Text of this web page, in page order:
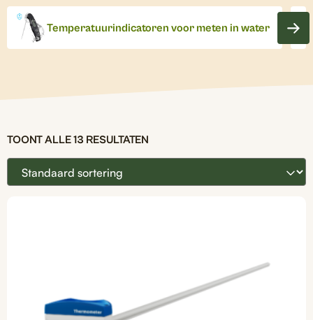
Temperatuurindicatoren voor meten in water
TOONT ALLE 13 RESULTATEN